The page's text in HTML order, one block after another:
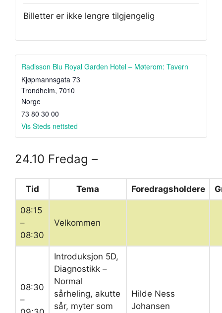
Billetter er ikke lengre tilgjengelig
Radisson Blu Royal Garden Hotel – Møterom: Tavern
Kjøpmannsgata 73
Trondheim, 7010
Norge
73 80 30 00
Vis Steds nettsted
24.10 Fredag –
Tid Tema Foredragsholdere
08:15
–
08:30
Velkommen
08:30
–
Introduksjon 5D,
Diagnostikk –
Normal
sårheling, akutte
sår, myter som
Hilde Ness
Johansen